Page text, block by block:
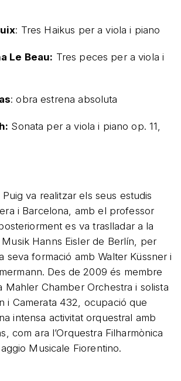
: Tres Haikus per a viola i piano
Le Beau: Tres peces per a viola i
: obra estrena absoluta
Sonata per a viola i piano op. 11,
va realitzar els seus estudis
i Barcelona, amb el professor
es va traslladar a la
Hanns Eisler de Berlín, per
seva formació amb Walter Küssner i
Des de 2009 és membre
Mahler Chamber Orchestra i solista
i Camerata 432, ocupació que
intensa activitat orquestral amb
com ara l’Orquestra Filharmònica
Musicale Fiorentino.